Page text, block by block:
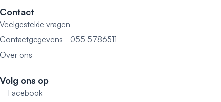
Contact
Veelgestelde vragen
Contactgegevens - 055 5786511
Over ons
Volg ons op
Facebook